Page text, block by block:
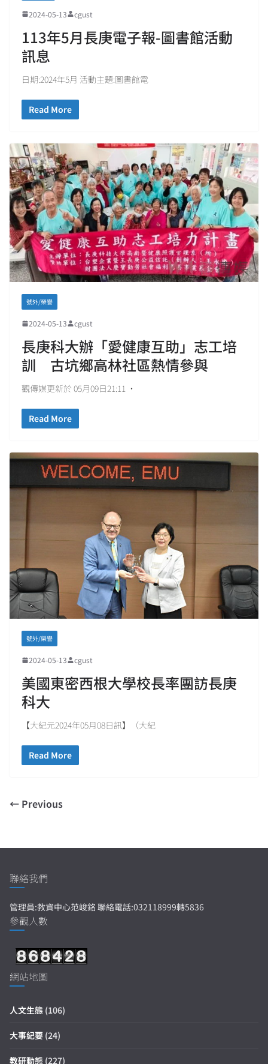
2024-05-13 cgust
113年5月長庚電子報-圖書館活動
訊息
日期:2024年5月 活動主題:圖書館電
Read More
號外/榮譽
2024-05-13 cgust
長庚科大辦「愛健康互助」志工培
訓 古坑鄉高林社區熱情參與
觀傳媒更新於 05月09日21:11 •
Read More
號外/榮譽
2024-05-13 cgust
美國東密西根大學校長率團訪長庚
科大
【大紀元2024年05月08日訊】（大紀
Read More
← Previous
聯絡我們
管理員:教資中心范峻銘 聯絡電話:032118999轉5836
參觀人數
網站地圖
人文生態 (106)
大事紀要 (24)
教研動態 (227)